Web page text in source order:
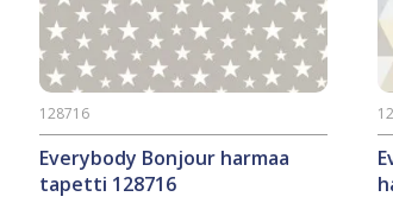
Everybody Bonjour harmaa
tapetti 128716
128716